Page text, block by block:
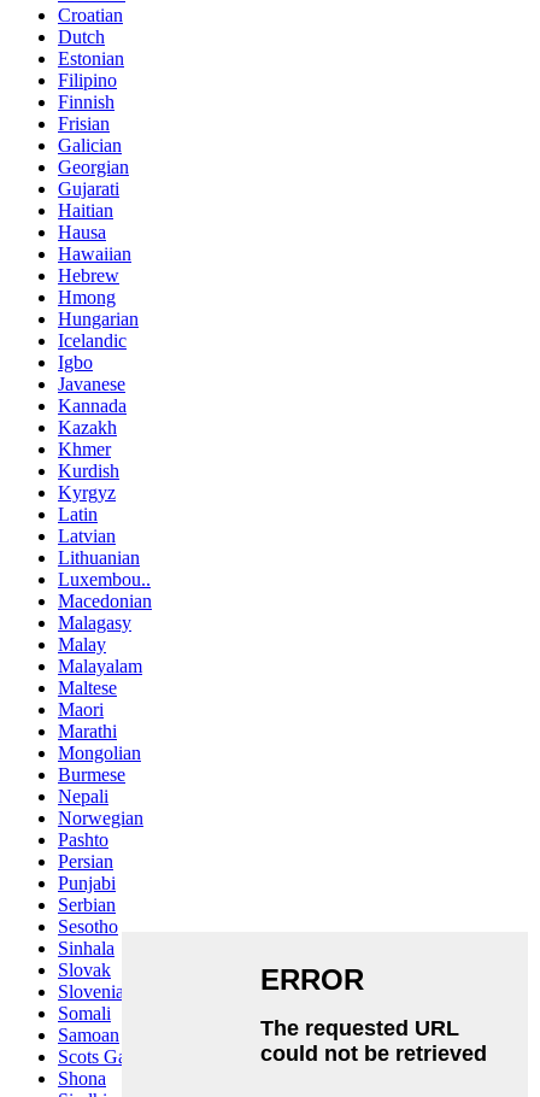
Croatian
Dutch
Estonian
Filipino
Finnish
Frisian
Galician
Georgian
Gujarati
Haitian
Hausa
Hawaiian
Hebrew
Hmong
Hungarian
Icelandic
Igbo
Javanese
Kannada
Kazakh
Khmer
Kurdish
Kyrgyz
Latin
Latvian
Lithuanian
Luxembou..
Macedonian
Malagasy
Malay
Malayalam
Maltese
Maori
Marathi
Mongolian
Burmese
Nepali
Norwegian
Pashto
Persian
Punjabi
Serbian
Sesotho
Sinhala
Slovak
Slovenian
Somali
Samoan
Scots Gaelic
Shona